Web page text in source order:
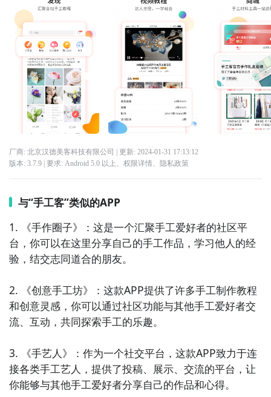
厂商: 北京汉德美客科技有限公司 | 更新: 2024-01-31 17:13:12
版本: 3.7.9| 要求: Android 5.0 以上、 权限详情、 隐私政策
与“手工客”类似的APP
1. 《手作圈子》：这是一个汇聚手工爱好者的社区平
台，你可以在这里分享自己的手工作品，学习他人的经
验，结交志同道合的朋友。
2. 《创意手工坊》：这款APP提供了许多手工制作教程
和创意灵感，你可以通过社区功能与其他手工爱好者交
流、互动，共同探索手工的乐趣。
3. 《手艺人》：作为一个社交平台，这款APP致力于连
接各类手工艺人，提供了投稿、展示、交流的平台，让
你能够与其他手工爱好者分享自己的作品和心得。